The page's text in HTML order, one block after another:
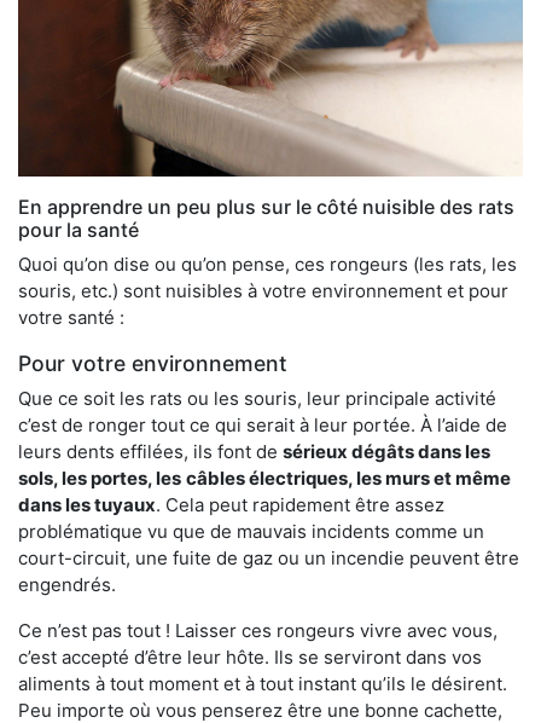
En apprendre un peu plus sur le côté nuisible des rats
pour la santé
Quoi qu’on dise ou qu’on pense, ces rongeurs (les rats, les
souris, etc.) sont nuisibles à votre environnement et pour
votre santé :
Pour votre environnement
Que ce soit les rats ou les souris, leur principale activité
c’est de ronger tout ce qui serait à leur portée. À l’aide de
leurs dents effilées, ils font de sérieux dégâts dans les
sols, les portes, les câbles électriques, les murs et même
dans les tuyaux. Cela peut rapidement être assez
problématique vu que de mauvais incidents comme un
court-circuit, une fuite de gaz ou un incendie peuvent être
engendrés.
Ce n’est pas tout ! Laisser ces rongeurs vivre avec vous,
c’est accepté d’être leur hôte. Ils se serviront dans vos
aliments à tout moment et à tout instant qu’ils le désirent.
Peu importe où vous penserez être une bonne cachette,